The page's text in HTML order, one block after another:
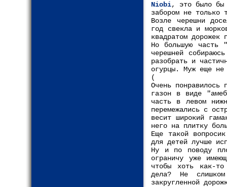
Niobi, это было бы
забором не только
Возле черешни
год свекла и
квадратом дорожек
Но большую часть
черешней
разобрать и
огурцы. Муж еще не
(
Очень понравилось
газон в виде
часть в левом
перемежались с
весит широкий
него на плитку
Еще такой
для детей лучше
Ну и по поводу
ограничу уже
чтобы хоть как-
дела? Не
закругленной